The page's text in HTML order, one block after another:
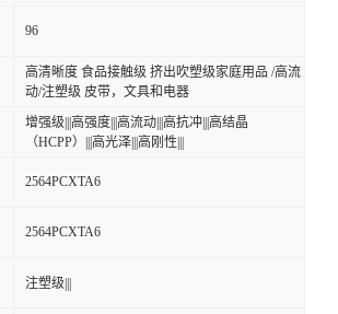
96
高清晰度 食品接触级 挤出吹塑级家庭用品 /高流
动/注塑级 皮带，文具和电器
增强级|||高强度|||高流动|||高抗冲|||高结晶
（HCPP）|||高光泽|||高刚性|||
2564PCXTA6
2564PCXTA6
注塑级|||